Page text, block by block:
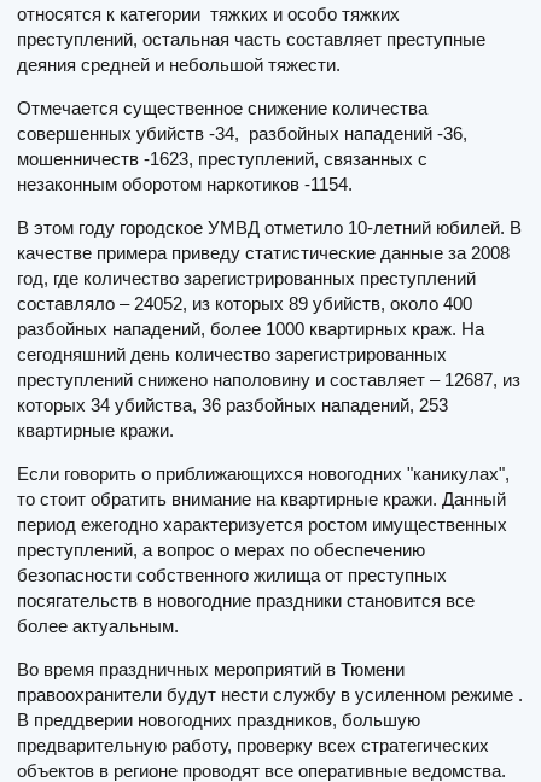
относятся к категории тяжких и особо тяжких
преступлений, остальная часть составляет преступные
деяния средней и небольшой тяжести.
Отмечается существенное снижение количества
совершенных убийств -34, разбойных нападений -36,
мошенничеств -1623, преступлений, связанных с
незаконным оборотом наркотиков -1154.
В этом году городское УМВД отметило 10-летний юбилей. В
качестве примера приведу статистические данные за 2008
год, где количество зарегистрированных преступлений
составляло – 24052, из которых 89 убийств, около 400
разбойных нападений, более 1000 квартирных краж. На
сегодняшний день количество зарегистрированных
преступлений снижено наполовину и составляет – 12687, из
которых 34 убийства, 36 разбойных нападений, 253
квартирные кражи.
Если говорить о приближающихся новогодних "каникулах",
то стоит обратить внимание на квартирные кражи. Данный
период ежегодно характеризуется ростом имущественных
преступлений, а вопрос о мерах по обеспечению
безопасности собственного жилища от преступных
посягательств в новогодние праздники становится все
более актуальным.
Во время праздничных мероприятий в Тюмени
правоохранители будут нести службу в усиленном режиме .
В преддверии новогодних праздников, большую
предварительную работу, проверку всех стратегических
объектов в регионе проводят все оперативные ведомства.